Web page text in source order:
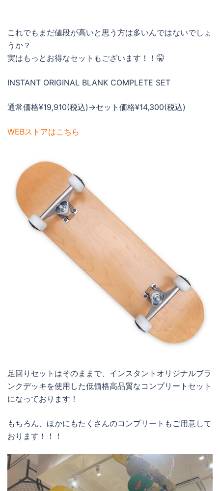
これでもまだ値段が高いと思う方は多いんではないでしょ
うか？
実はもっとお得なセットもございます！！🤫
INSTANT ORIGINAL BLANK COMPLETE SET
通常価格¥19,910(税込)→セット価格¥14,300(税込)
WEBストアはこちら
足回りセットはそのままで、インスタントオリジナルブラ
ンクデッキを使用した低価格高品質なコンプリートセット
になっております！
もちろん、ほかにもたくさんのコンプリートもご用意して
おります！！！